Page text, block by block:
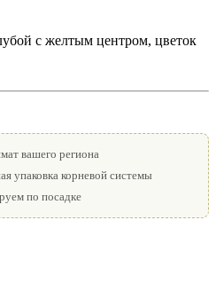
с желтым центром, цветок
вашего региона
упаковка корневой системы
по посадке